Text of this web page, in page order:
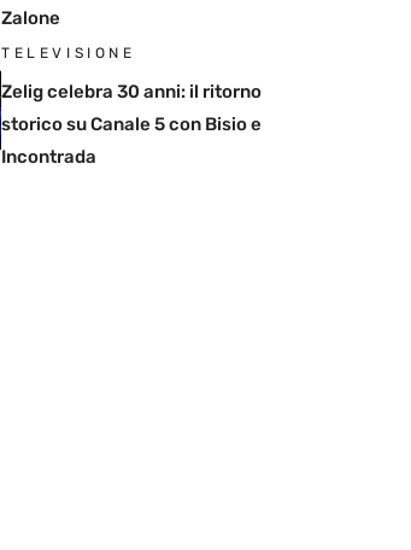
Zalone
TELEVISIONE
Zelig celebra 30 anni: il ritorno
storico su Canale 5 con Bisio e
Incontrada